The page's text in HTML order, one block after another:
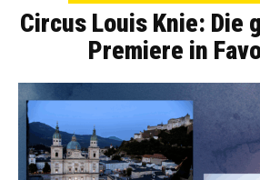
Circus Louis Knie: Die
Premiere in